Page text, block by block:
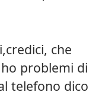
che
problemi di
telefono dico